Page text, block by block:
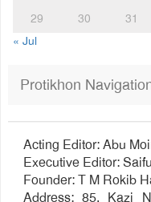
29
30
31
« Jul
Protikhon
Acting Editor: Abu
Executive Editor:
Founder: T M Rokib
Address: 85, Kazi